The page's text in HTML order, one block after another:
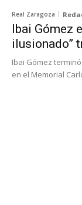
Real Zaragoza
Ibai Gómez
ilusionado”
Ibai Gómez
en el Memorial